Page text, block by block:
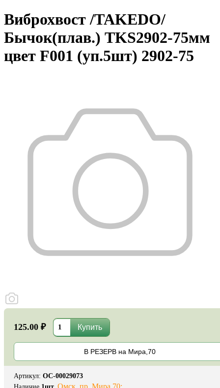
Виброхвост /TAKEDO/
Бычок(плав.) TKS2902-75мм
цвет F001 (уп.5шт) 2902-75
125.00 ₽
В РЕЗЕРВ на Мира,70
Артикул: ОС-00029073
Омск, пр. Мира 70: